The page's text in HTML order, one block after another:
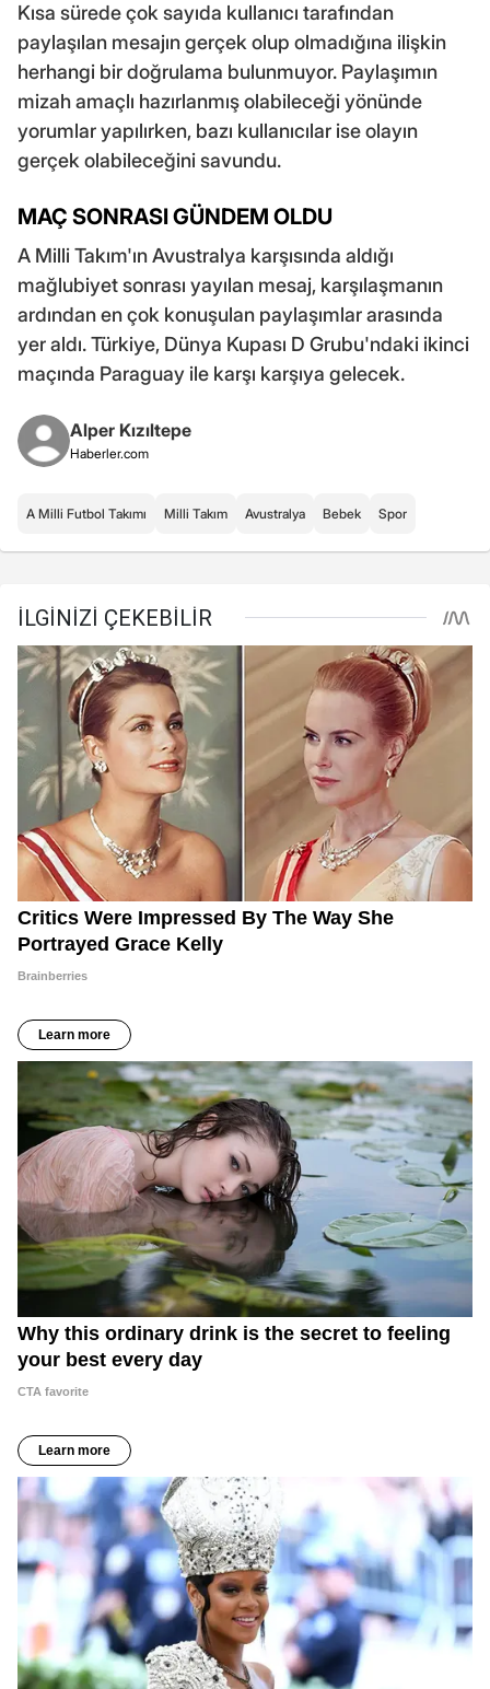
Kısa sürede çok sayıda kullanıcı tarafından
paylaşılan mesajın gerçek olup olmadığına ilişkin
herhangi bir doğrulama bulunmuyor. Paylaşımın
mizah amaçlı hazırlanmış olabileceği yönünde
yorumlar yapılırken, bazı kullanıcılar ise olayın
gerçek olabileceğini savundu.
MAÇ SONRASI GÜNDEM OLDU
A Milli Takım'ın Avustralya karşısında aldığı
mağlubiyet sonrası yayılan mesaj, karşılaşmanın
ardından en çok konuşulan paylaşımlar arasında
yer aldı. Türkiye, Dünya Kupası D Grubu'ndaki ikinci
maçında Paraguay ile karşı karşıya gelecek.
Alper Kızıltepe
Haberler.com
A Milli Futbol Takımı Milli Takım Avustralya Bebek Spor